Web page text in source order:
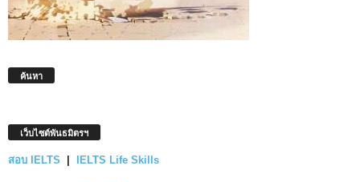
ค้นหา
เว็บไซต์พันธมิตรฯ
สอบ IELTS IELTS Life Skills